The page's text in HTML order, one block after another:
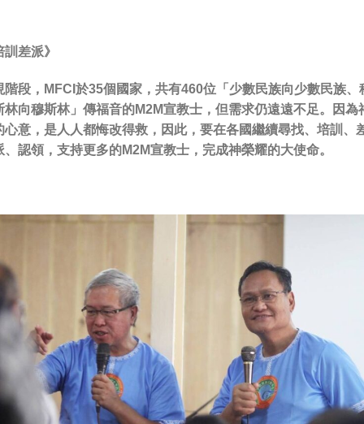
訓差派》
階段，MFCI於35個國家，共有460位「少數民族向少數民族、
林向穆斯林」傳福音的M2M宣教士，但需求仍遠遠不足。因為
心意，是人人都悔改得救 ，因此，要在各國繼續尋找、培訓、
、認領，支持更多的M2M宣教士，完成神榮耀的大使命。